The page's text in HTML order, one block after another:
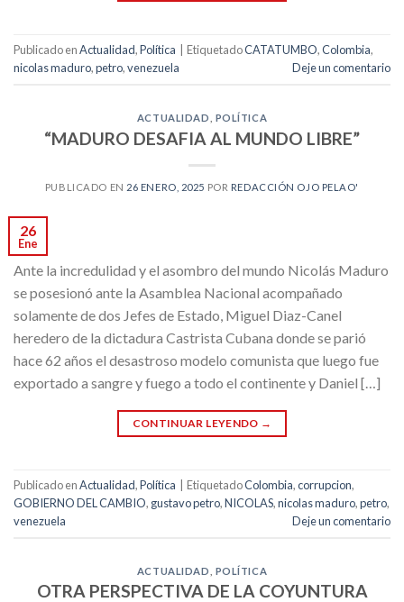
Publicado enActualidad,Política EtiquetadoCATATUMBO,Colombia,
nicolas maduro,petro,venezuela Deje un comentario
ACTUALIDAD POLÍTICA
“MADURO DESAFIA AL MUNDO LIBRE”
PUBLICADO EN 26 ENERO, 2025 POR REDACCIÓN OJO PELAO'
26
Ene
Ante la incredulidad y el asombro del mundo Nicolás Maduro
se posesionó ante la Asamblea Nacional acompañado
solamente de dos Jefes de Estado, Miguel Diaz-Canel
heredero de la dictadura Castrista Cubana donde se parió
hace 62 años el desastroso modelo comunista que luego fue
exportado a sangre y fuego a todo el continente y Daniel […]
CONTINUAR LEYENDO →
Publicado enActualidad,Política EtiquetadoColombia,corrupcion,
GOBIERNO DEL CAMBIO, gustavo petro,NICOLAS,nicolas maduro,petro,
venezuela
Deje un comentario
ACTUALIDAD POLÍTICA
OTRA PERSPECTIVA DE LA COYUNTURA